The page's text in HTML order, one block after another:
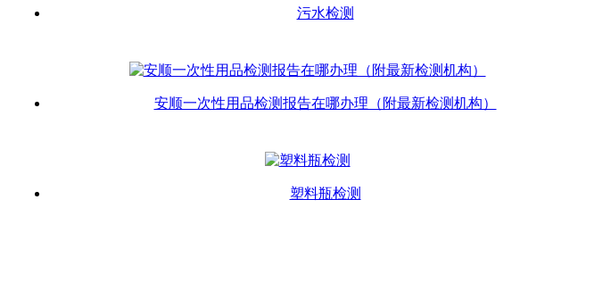
污水检测
安顺一次性用品检测报告在哪办理（附最新检测机构）
塑料瓶检测